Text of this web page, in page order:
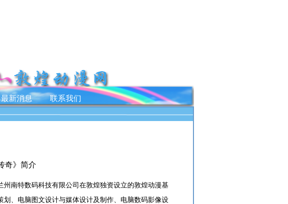
最新消息 联系我们
奇》简介
南特数码科技有限公司在敦煌独资设立的敦煌动漫基
、电脑图文设计与媒体设计及制作、电脑数码影像设